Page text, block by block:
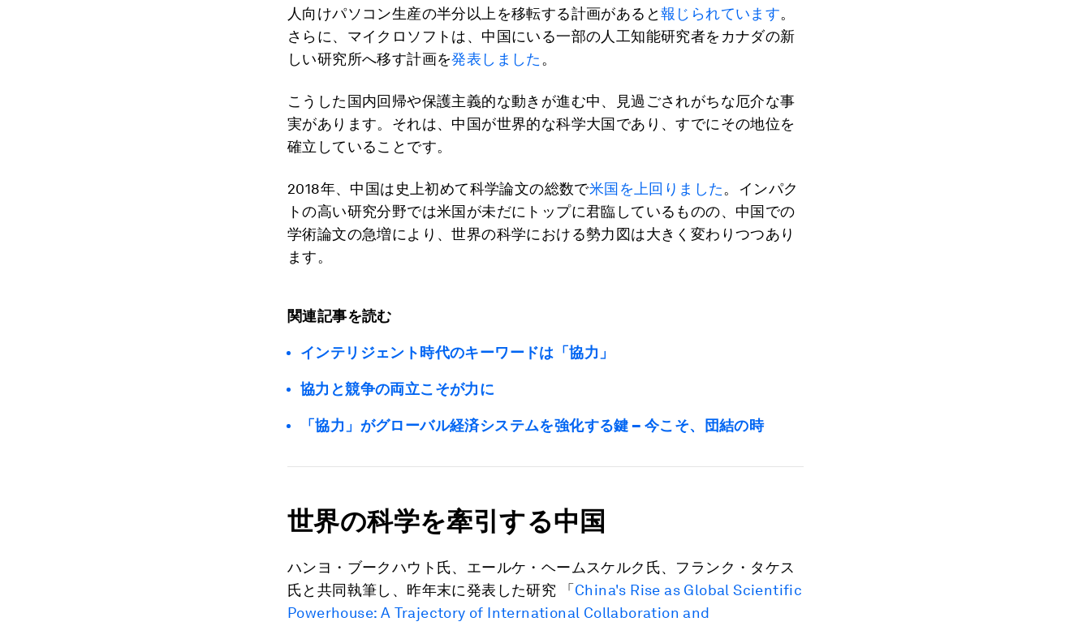
人向けパソコン生産の半分以上を移転する計画があると報じられています。
さらに、マイクロソフトは、中国にいる一部の人工知能研究者をカナダの新
しい研究所へ移す計画を発表しました 。
こうした国内回帰や保護主義的な動きが進む中、見過ごされがちな厄介な事
実があります。それは、中国が世界的な科学大国であり、すでにその地位を
確立していることです。
2018年、中国は史上初めて科学論文の総数で米国を上回りました。インパク
トの高い研究分野では米国が未だにトップに君臨しているものの、中国での
学術論文の急増により、世界の科学における勢力図は大きく変わりつつあり
ます。
関連記事を読む
インテリジェント時代のキーワードは「協力」
協力と競争の両立こそが力に
「協力」がグローバル経済システムを強化する鍵 – 今こそ、団結の時
世界の科学を牽引する中国
ハンヨ・ブークハウト氏、エールケ・ヘームスケルク氏、フランク・タケス
氏と共同執筆し、昨年末に発表した研究 「 China's Rise as Global Scientific
Powerhouse: A Trajectory of International Collaboration and